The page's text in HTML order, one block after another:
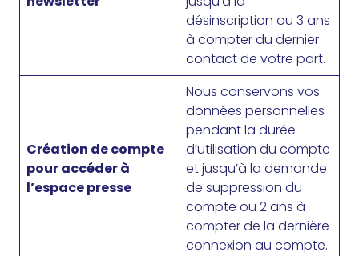
désinscription ou 3 ans
à compter du dernier
contact de votre part.
Création de compte
pour accéder à
l’espace presse
Nous conservons vos
données personnelles
pendant la durée
d’utilisation du compte
et jusqu’à la demande
de suppression du
compte ou 2 ans à
compter de la dernière
connexion au compte.